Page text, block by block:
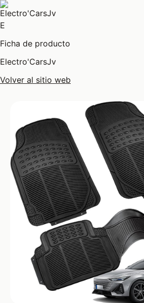
E
Ficha de producto
Electro'CarsJv
Volver al sitio web